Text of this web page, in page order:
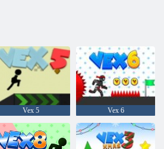
Vex 5 Vex 6